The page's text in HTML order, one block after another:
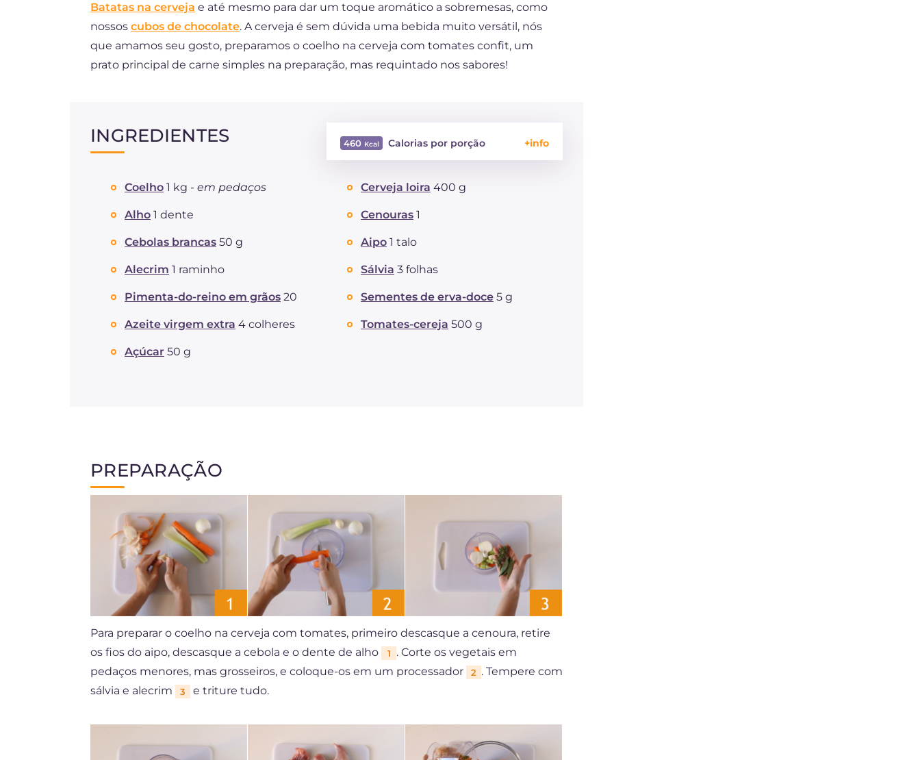
Batatas na cerveja e até mesmo para dar um toque aromático a sobremesas, como
nossos cubos de chocolate. A cerveja é sem dúvida uma bebida muito versátil, nós
que amamos seu gosto, preparamos o coelho na cerveja com tomates confit, um
prato principal de carne simples na preparação, mas requintado nos sabores!
INGREDIENTES 460 Calorias por porção
Carboidratos
Proteína
Gorduras
saturadas
Colesterol mg
Sódio
Coelho 1 kg - em pedaços Cerveja loira 400 g
Alho 1 dente Cenouras 1
Cebolas brancas 50 g Aipo 1 talo
Alecrim 1 raminho Sálvia 3 folhas
Pimenta-do-reino em grãos 20 Sementes de erva-doce 5 g
Azeite virgem extra 4 colheres Tomates-cereja 500 g
Açúcar 50 g
PREPARAÇÃO
Para preparar o coelho na cerveja com tomates, primeiro descasque a cenoura, retire
os fios do aipo, descasque a cebola e o dente de alho
1
. Corte os vegetais em
pedaços menores, mas grosseiros, e coloque-os em um processador
2 . Tempere com
sálvia e alecrim
3 e triture tudo.